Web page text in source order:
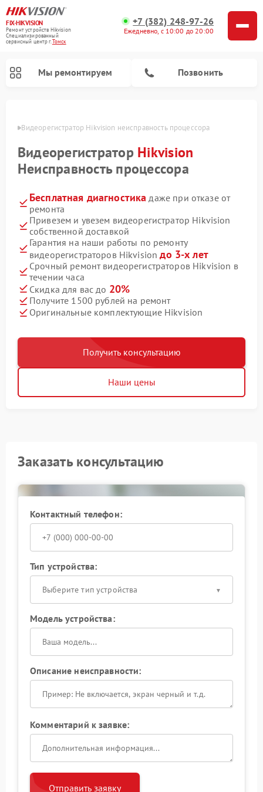
FIX-HIKVISION
Ремонт устройств Hikvision
Специализированный
cервисный центр г.Томск
+7 (382) 248-97-26
Ежедневно, с 10:00 до 20:00
Мы ремонтируем Позвонить
Видеорегистратор Hikvision неисправность процессора
Видеорегистратор Hikvision
Неисправность процессора
Бесплатная диагностика даже при отказе от
ремонта
Привезем и увезем видеорегистратор Hikvision
собственной доставкой
Гарантия на наши работы по ремонту
видеорегистраторов Hikvisionдо 3-х лет
Срочный ремонт видеорегистраторов Hikvision в
течении часа
Скидка для вас до 20%
Получите 1500 рублей на ремонт
Оригинальные комплектующие Hikvision
Получить консультацию
Наши цены
Заказать консультацию
Контактный телефон:
Тип устройства:
Выберите тип устройства
Модель устройства:
Описание неисправности:
Комментарий к заявке:
Отправить заявку